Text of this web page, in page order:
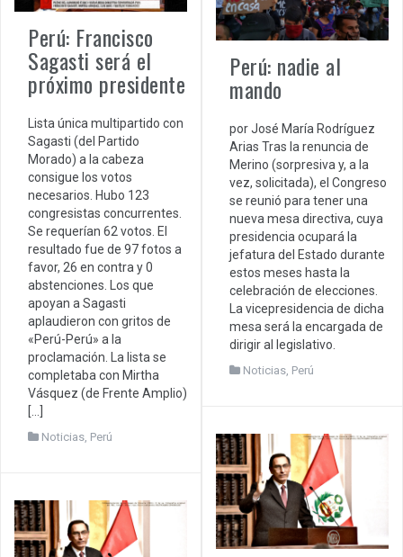
Perú: Francisco
Sagasti será el
próximo presidente
Lista única multipartido con
Sagasti (del Partido
Morado) a la cabeza
consigue los votos
necesarios. Hubo 123
congresistas concurrentes.
Se requerían 62 votos. El
resultado fue de 97 fotos a
favor, 26 en contra y 0
abstenciones. Los que
apoyan a Sagasti
aplaudieron con gritos de
«Perú-Perú» a la
proclamación. La lista se
completaba con Mirtha
Vásquez (de Frente Amplio)
[…]
Noticias, Perú
Perú: nadie al
mando
por José María Rodríguez
Arias Tras la renuncia de
Merino (sorpresiva y, a la
vez, solicitada), el Congreso
se reunió para tener una
nueva mesa directiva, cuya
presidencia ocupará la
jefatura del Estado durante
estos meses hasta la
celebración de elecciones.
La vicepresidencia de dicha
mesa será la encargada de
dirigir al legislativo.
Noticias, Perú